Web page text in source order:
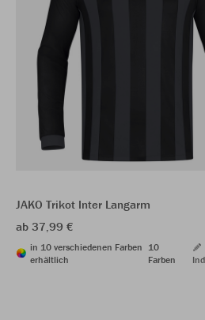
JAKO Trikot Inter Langarm
ab 37,99 €
in 10 verschiedenen Farben
erhältlich
10
Farben